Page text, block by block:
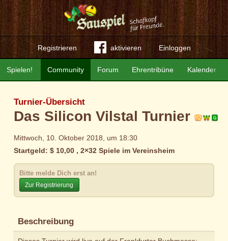
Registrieren aktivieren Einloggen
Community Forum Ehrentribüne Kalender
Spielen!
Turnier-Übersicht
Das Silicon Vilstal Turnier
Mittwoch, 10. Oktober 2018, um 18:30
Startgeld: $ 10,00 , 2×32 Spiele im Vereinsheim
Bitte melde Dich erst an!
Zur Registrierung
Beschreibung